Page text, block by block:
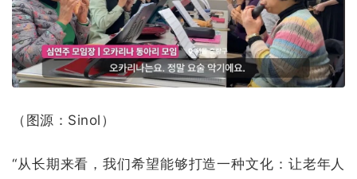
（图源：Sinol）
“从长期来看，我们希望能够打造一种文化：让老年人